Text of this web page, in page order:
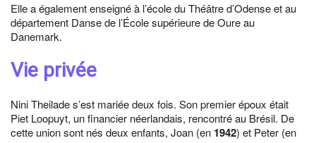
Elle a également enseigné à l’école du Théâtre d’Odense et au
département Danse de l’École supérieure de Oure au
Danemark.
Vie privée
Nini Theilade s’est mariée deux fois. Son premier époux était
Piet Loopuyt, un financier néerlandais, rencontré au Brésil. De
cette union sont nés deux enfants, Joan (en 1942) et Peter (en